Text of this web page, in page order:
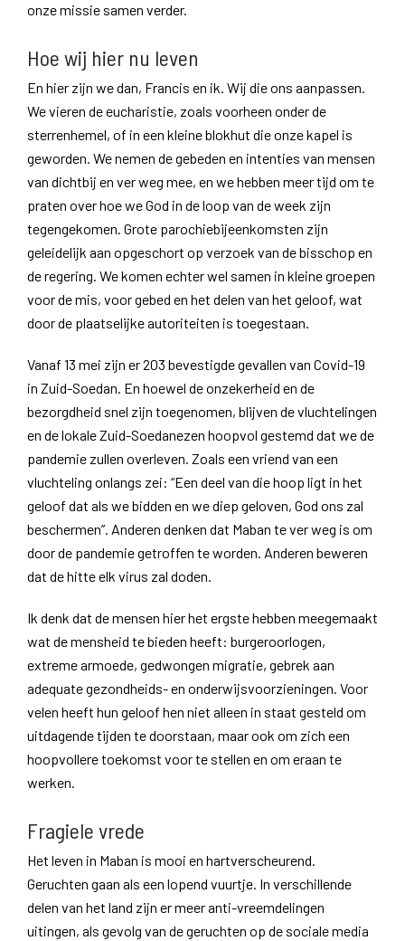
onze missie samen verder.
Hoe wij hier nu leven
En hier zijn we dan, Francis en ik. Wij die ons aanpassen.
We vieren de eucharistie, zoals voorheen onder de
sterrenhemel, of in een kleine blokhut die onze kapel is
geworden. We nemen de gebeden en intenties van mensen
van dichtbij en ver weg mee, en we hebben meer tijd om te
praten over hoe we God in de loop van de week zijn
tegengekomen. Grote parochiebijeenkomsten zijn
geleidelijk aan opgeschort op verzoek van de bisschop en
de regering. We komen echter wel samen in kleine groepen
voor de mis, voor gebed en het delen van het geloof, wat
door de plaatselijke autoriteiten is toegestaan.
Vanaf 13 mei zijn er 203 bevestigde gevallen van Covid-19
in Zuid-Soedan. En hoewel de onzekerheid en de
bezorgdheid snel zijn toegenomen, blijven de vluchtelingen
en de lokale Zuid-Soedanezen hoopvol gestemd dat we de
pandemie zullen overleven. Zoals een vriend van een
vluchteling onlangs zei: “Een deel van die hoop ligt in het
geloof dat als we bidden en we diep geloven, God ons zal
beschermen”. Anderen denken dat Maban te ver weg is om
door de pandemie getroffen te worden. Anderen beweren
dat de hitte elk virus zal doden.
Ik denk dat de mensen hier het ergste hebben meegemaakt
wat de mensheid te bieden heeft: burgeroorlogen,
extreme armoede, gedwongen migratie, gebrek aan
adequate gezondheids- en onderwijsvoorzieningen. Voor
velen heeft hun geloof hen niet alleen in staat gesteld om
uitdagende tijden te doorstaan, maar ook om zich een
hoopvollere toekomst voor te stellen en om eraan te
werken.
Fragiele vrede
Het leven in Maban is mooi en hartverscheurend.
Geruchten gaan als een lopend vuurtje. In verschillende
delen van het land zijn er meer anti-vreemdelingen
uitingen, als gevolg van de geruchten op de sociale media